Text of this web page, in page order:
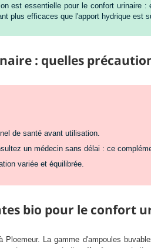
est essentielle pour le confort urinaire
plus efficaces que l'apport hydrique est
: quelles
de santé avant utilisation.
un médecin sans délai : ce
variée et équilibrée.
bio pour le confort
La gamme d'ampoules